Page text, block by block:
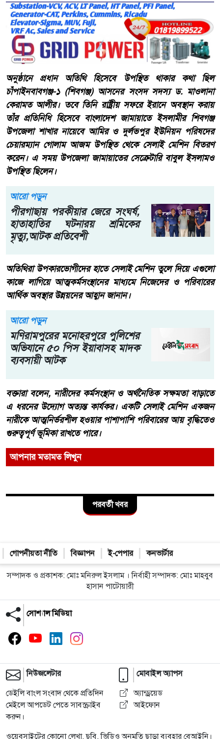
অনুষ্ঠানে প্রধান অতিথি হিসেবে উপস্থিত থাকার কথা ছিল
চাঁপাইনবাবগঞ্জ-১ (শিবগঞ্জ) আসনের সংসদ সদস্য ড. মাওলানা
কেরামত আলীর। তবে তিনি রাষ্ট্রীয় সফরে ইরানে অবস্থান করায়
তাঁর প্রতিনিধি হিসেবে বাংলাদেশ জামায়াতে ইসলামীর শিবগঞ্জ
উপজেলা শাখার নায়েবে আমির ও দুর্লভপুর ইউনিয়ন পরিষদের
চেয়ারম্যান গোলাম আজম উপস্থিত থেকে সেলাই মেশিন বিতরণ
করেন। এ সময় উপজেলা জামায়াতের সেক্রেটারি বাবুল ইসলামও
উপস্থিত ছিলেন।
আরো পড়ুন
পীরগাছায় পরকীয়ার জেরে সংঘর্ষ,
হাতাহাতির ঘটনারয় শ্রমিকের
মৃত্যু,আটক প্রতিবেশী
অতিথিরা উপকারভোগীদের হাতে সেলাই মেশিন তুলে দিয়ে এগুলো
কাজে লাগিয়ে আত্মকর্মসংস্থানের মাধ্যমে নিজেদের ও পরিবারের
আর্থিক অবস্থার উন্নয়নের আহ্বান জানান।
আরো পড়ুন
মণিরামপুরের মনোহরপুরে পুলিশের
অভিযানে ৫০ পিস ইয়াবাসহ মাদক
ব্যবসায়ী আটক
বক্তারা বলেন, নারীদের কর্মসংস্থান ও অর্থনৈতিক সক্ষমতা বাড়াতে
এ ধরনের উদ্যোগ অত্যন্ত কার্যকর। একটি সেলাই মেশিন একজন
নারীকে আত্মনির্ভরশীল হওয়ার পাশাপাশি পরিবারের আয় বৃদ্ধিতেও
গুরুত্বপূর্ণ ভূমিকা রাখতে পারে।
আপনার মতামত লিখুন
পরবর্তী খবর
গোপনীয়তা নীতি বিজ্ঞাপন ই-পেপার কনভার্টার
সম্পাদক ও প্রকাশক: মোঃ মনিরুল ইসলাম । নির্বাহী সম্পাদক: মোঃ মাহবুব
হাসান পাটোয়ারী
সোশ্যাল মিডিয়া
নিউজলেটার
ডেইলি বাংল সংবাদ থেকে প্রতিদিন
মেইলে আপডেট পেতে সাবস্ক্রাইব
করুন।
মোবাইল অ্যাপস
অ্যান্ড্রয়েড
আইফোন
ওয়েবসাইটের কোনো লেখা, ছবি, ভিডিও অনুমতি ছাড়া ব্যবহার বেআইনি।